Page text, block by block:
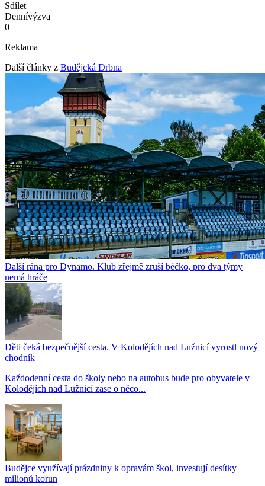
Sdílet
Dennívýzva
0
Reklama
Další články z Budějcká Drbna
Další rána pro Dynamo. Klub zřejmě zruší béčko, pro dva týmy
nemá hráče
Děti čeká bezpečnější cesta. V Kolodějích nad Lužnicí vyrostl nový
chodník
Každodenní cesta do školy nebo na autobus bude pro obyvatele v
Kolodějích nad Lužnicí zase o něco...
Budějce využívají prázdniny k opravám škol, investují desítky
milionů korun